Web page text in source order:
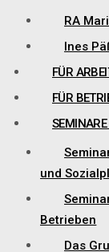
RA
Ines
FÜR
FÜR
und
Betrieben
Das